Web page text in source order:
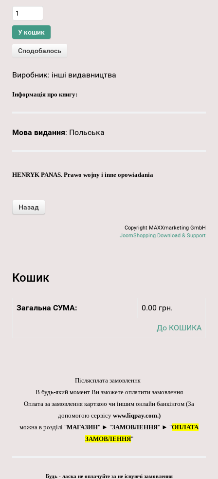
Виробник: інші видавництва
Інформація про книгу:
Мова видання: Польська
HENRYK PANAS. Prawo wojny i inne opowiadania
Copyright MAXXmarketing GmbH
JoomShopping Download & Support
Кошик
Загальна СУМА: 0.00 грн.
До КОШИКА
Післясплата замовлення
В будь-який момент Ви зможете оплатити замовлення
Оплата за замовлення карткою чи іншим онлайн банкінгом (За
допомогою сервісу www.liqpay.com.)
можна в розділі "МАГАЗИН" ► "ЗАМОВЛЕННЯ" ► "ОПЛАТА
ЗАМОВЛЕННЯ"
Будь - ласка не оплачуйте за не існуючі замовлення